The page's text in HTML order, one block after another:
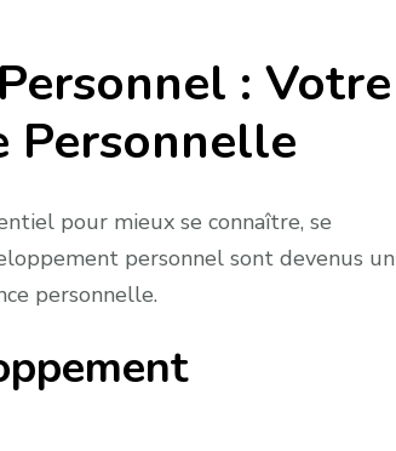
Personnelle
avec
les
Développement
Personnel
: Votre
Personnelle
pour mieux se connaître, se
personnel sont devenus un
personnelle.